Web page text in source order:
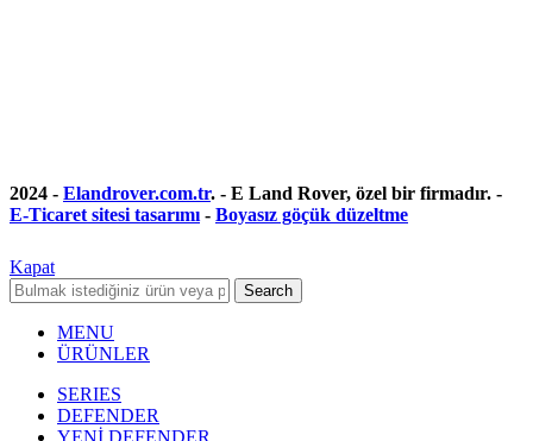
2024 - Elandrover.com.tr. - E Land Rover, özel bir firmadır. -
E-Ticaret sitesi tasarımı - Boyasız göçük düzeltme
Kapat
Search
MENU
ÜRÜNLER
SERIES
DEFENDER
YENİ DEFENDER